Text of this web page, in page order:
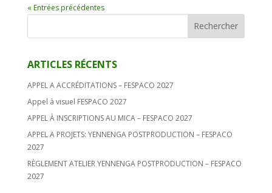
« Entrées précédentes
ARTICLES RÉCENTS
APPEL A ACCRÉDITATIONS – FESPACO 2027
Appel à visuel FESPACO 2027
APPEL À INSCRIPTIONS AU MICA – FESPACO 2027
APPEL A PROJETS: YENNENGA POSTPRODUCTION – FESPACO
2027
RÈGLEMENT ATELIER YENNENGA POSTPRODUCTION – FESPACO
2027